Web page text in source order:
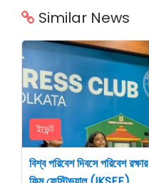
Similar News
ইভেন্ট
বিশ্ব পরিবেশ দিবসে পরিবেশ